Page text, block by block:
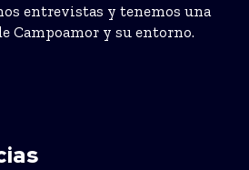
entrevistas y tenemos una
Campoamor y su entorno.